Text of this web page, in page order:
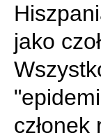
jako